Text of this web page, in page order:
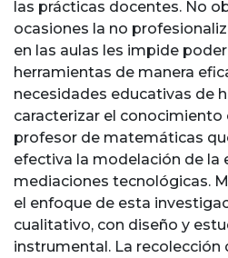
las prácticas docentes. No
ocasiones la no
en las aulas les impide
herramientas de manera
necesidades educativas de
caracterizar el conocimiento
profesor de matemáticas
efectiva la modelación de la
mediaciones tecnológicas.
el enfoque de esta
cualitativo, con diseño y
instrumental. La recolección